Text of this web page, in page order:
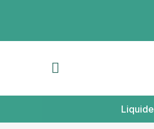
Liquide